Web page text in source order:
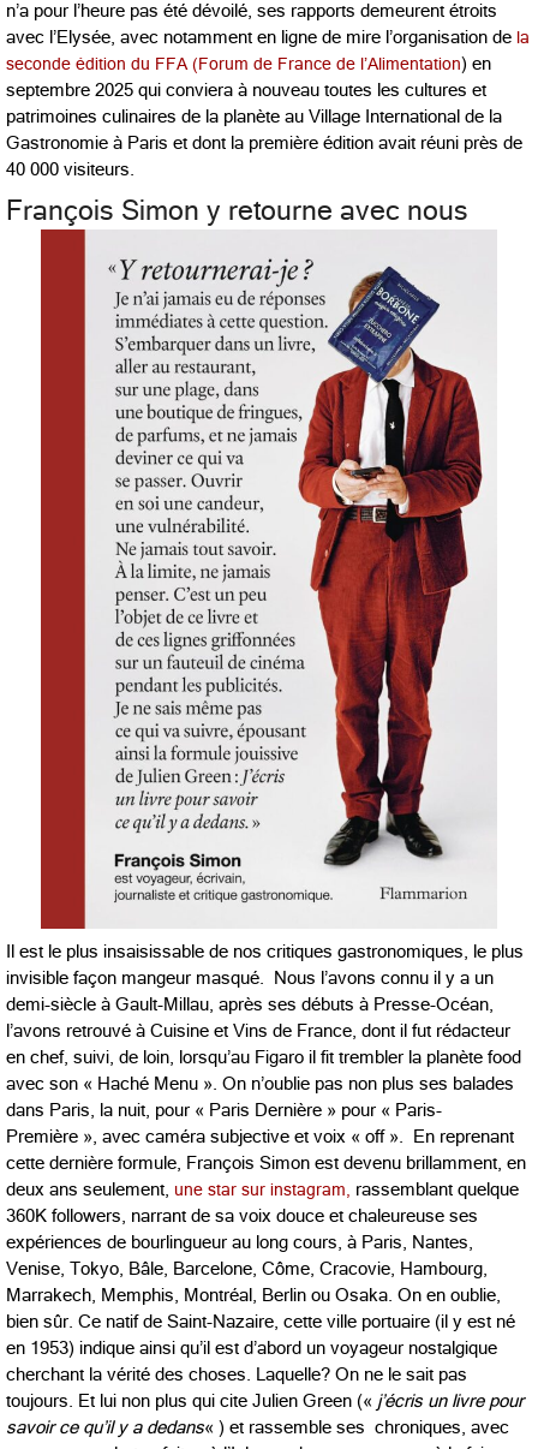
n’a pour l’heure pas été dévoilé, ses rapports demeurent étroits
avec l’Elysée, avec notamment en ligne de mire l’organisation de la
seconde édition du FFA (Forum de France de l’Alimentation) en
septembre 2025 qui conviera à nouveau toutes les cultures et
patrimoines culinaires de la planète au Village International de la
Gastronomie à Paris et dont la première édition avait réuni près de
40 000 visiteurs.
François Simon y retourne avec nous
Il est le plus insaisissable de nos critiques gastronomiques, le plus
invisible façon mangeur masqué. Nous l’avons connu il y a un
demi-siècle à Gault-Millau, après ses débuts à Presse-Océan,
l’avons retrouvé à Cuisine et Vins de France, dont il fut rédacteur
en chef, suivi, de loin, lorsqu’au Figaro il fit trembler la planète food
avec son « Haché Menu ». On n’oublie pas non plus ses balades
dans Paris, la nuit, pour « Paris Dernière » pour « Paris-
Première », avec caméra subjective et voix « off ». En reprenant
cette dernière formule, François Simon est devenu brillamment, en
deux ans seulement, une star sur instagram, rassemblant quelque
360K followers, narrant de sa voix douce et chaleureuse ses
expériences de bourlingueur au long cours, à Paris, Nantes,
Venise, Tokyo, Bâle, Barcelone, Côme, Cracovie, Hambourg,
Marrakech, Memphis, Montréal, Berlin ou Osaka. On en oublie,
bien sûr. Ce natif de Saint-Nazaire, cette ville portuaire (il y est né
en 1953) indique ainsi qu’il est d’abord un voyageur nostalgique
cherchant la vérité des choses. Laquelle? On ne le sait pas
toujours. Et lui non plus qui cite Julien Green (« j’écris un livre pour
savoir ce qu’il y a dedans« ) et rassemble ses chroniques, avec